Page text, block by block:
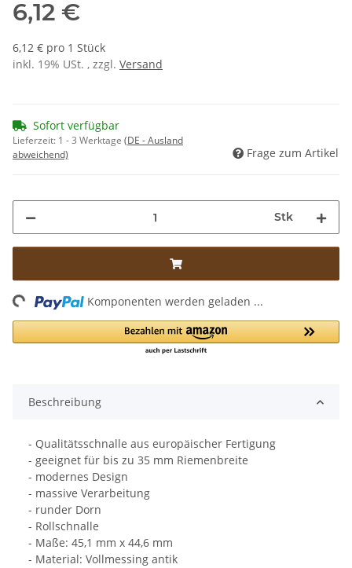
6,12 €
6,12 € pro 1 Stück
inkl. 19% USt. , zzgl. Versand
Sofort verfügbar
Lieferzeit: 1 - 3 Werktage (DE - Ausland
abweichend)
Frage zum Artikel
Stk
Komponenten werden geladen ...
Beschreibung
- Qualitätsschnalle aus europäischer Fertigung
- geeignet für bis zu 35 mm Riemenbreite
- modernes Design
- massive Verarbeitung
- runder Dorn
- Rollschnalle
- Maße: 45,1 mm x 44,6 mm
- Material: Vollmessing antik